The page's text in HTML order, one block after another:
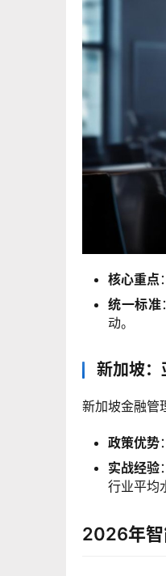
核心重点
统一标准
动。
新加坡：
新加坡金融管
政策优势
实战经验
行业平均
2026年智